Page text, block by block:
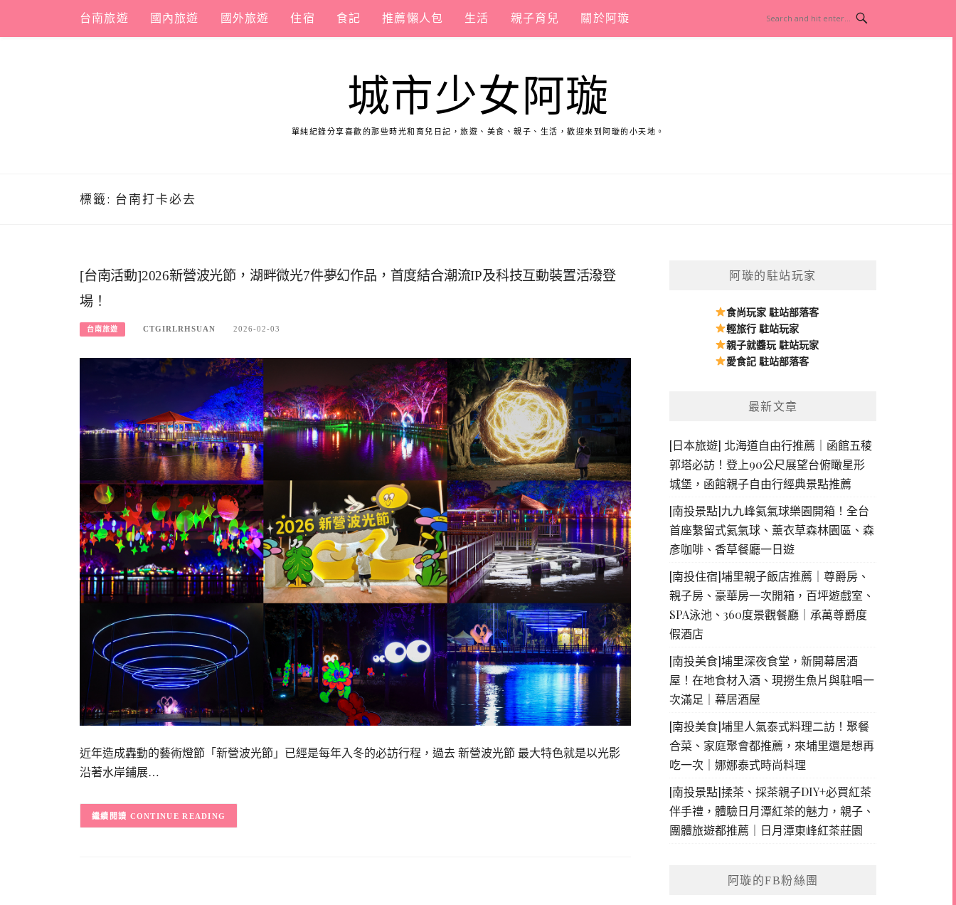
content
台南旅遊 國內旅遊 國外旅遊 住宿 食記 推薦懶人包 生活 親子育兒 關於阿璇
城市少女阿璇
單純紀錄分享喜歡的那些時光和育兒日記，旅遊、美食、親子、生活，歡迎來到阿璇的小天地。
標籤: 台南打卡必去
[台南活動]2026新營波光節，湖畔微光7件夢幻作品，首度結合潮流IP及科技互動裝置活潑登
場！
台南旅遊 CTGIRLRHSUAN 2026-02-03
近年造成轟動的藝術燈節「新營波光節」已經是每年入冬的必訪行程，過去 新營波光節 最大特色就是以光影
沿著水岸鋪展…
CONTINUE READING
阿璇的駐站玩家
食尚玩家 駐站部落客
輕旅行 駐站玩家
親子就醬玩 駐站玩家
愛食記 駐站部落客
最新文章
[日本旅遊] 北海道自由行推薦｜函館五稜
郭塔必訪！登上90公尺展望台俯瞰星形
城堡，函館親子自由行經典景點推薦
[南投景點]九九峰氦氣球樂園開箱！全台
首座繫留式氦氣球、薰衣草森林園區、森
彥咖啡、香草餐廳一日遊
[南投住宿]埔里親子飯店推薦｜尊爵房、
親子房、豪華房一次開箱，百坪遊戲室、
SPA泳池、360度景觀餐廳｜承萬尊爵度
假酒店
[南投美食]埔里深夜食堂，新開幕居酒
屋！在地食材入酒、現撈生魚片與駐唱一
次滿足｜幕居酒屋
[南投美食]埔里人氣泰式料理二訪！聚餐
合菜、家庭聚會都推薦，來埔里還是想再
吃一次｜娜娜泰式時尚料理
[南投景點]揉茶、採茶親子DIY+必買紅茶
伴手禮，體驗日月潭紅茶的魅力，親子、
團體旅遊都推薦｜日月潭東峰紅茶莊園
阿璇的FB粉絲團